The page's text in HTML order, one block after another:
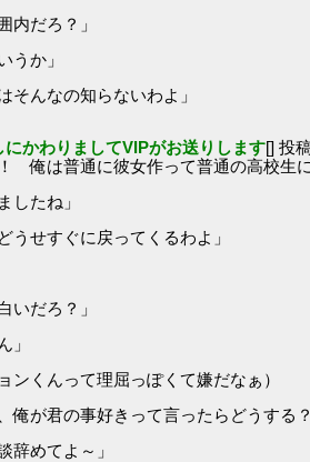
内だろ？」
か」
そんなの知らないわよ」
にかわりましてVIPがお送りします[] 投
俺は普通に彼女作って普通の高校生
したね」
うせすぐに戻ってくるわよ」
いだろ？」
」
ンくんって理屈っぽくて嫌だなぁ）
俺が君の事好きって言ったらどうする？
辞めてよ～」